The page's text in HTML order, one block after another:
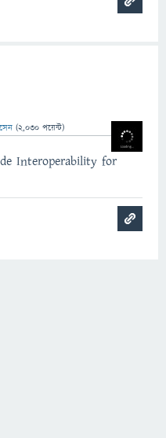
(2,030 পয়েন্ট)
Interoperability for